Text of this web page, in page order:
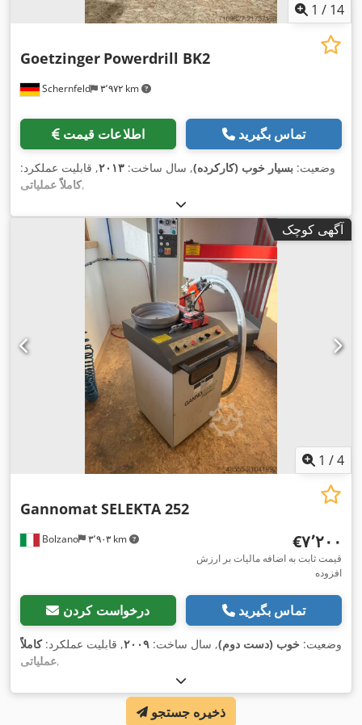
1 / 14
Schernfeld ۳٬۹۷۲ km
Goetzinger Powerdrill BK2
اطلاعات قیمت تماس بگیرید
وضعیت: بسیار خوب (کارکرده), سال ساخت: ۲۰۱۳, قابلیت عملکرد:
کاملاً عملیاتی,
آگهی کوچک
1 /4
Bolzano ۳٬۹۰۳ km
GannomatSELEKTA 252
‎€۷٬۲۰۰
قیمت ثابت به اضافه مالیات بر ارزش
افزوده
درخواست کردن تماس بگیرید
وضعیت: خوب (دست دوم), سال ساخت: ۲۰۰۹, قابلیت عملکرد:کاملاً
عملیاتی,
ذخیره جستجو